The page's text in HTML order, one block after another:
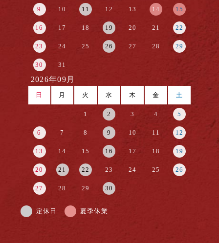
9 10 11 12 13 14 15
16 17 18 19 20 21 22
23 24 25 26 27 28 29
30 31
2026年09月
日 月 火 水 木 金 土
1 2 3 4 5
6 7 8 9 10 11 12
13 14 15 16 17 18 19
20 21 22 23 24 25 26
27 28 29 30
定休日 夏季休業